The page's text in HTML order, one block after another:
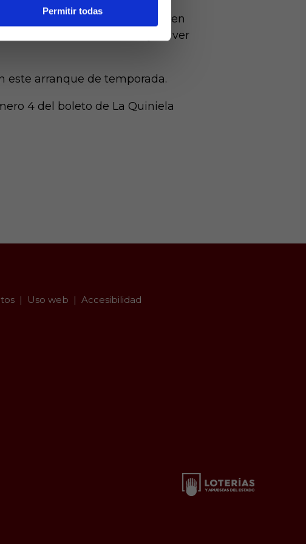
Permitir todas
en solitario del que gozaba en
a la escuadra blanca y volver
este arranque de temporada.
4 del boleto de La Quiniela
Uso web Accesibilidad